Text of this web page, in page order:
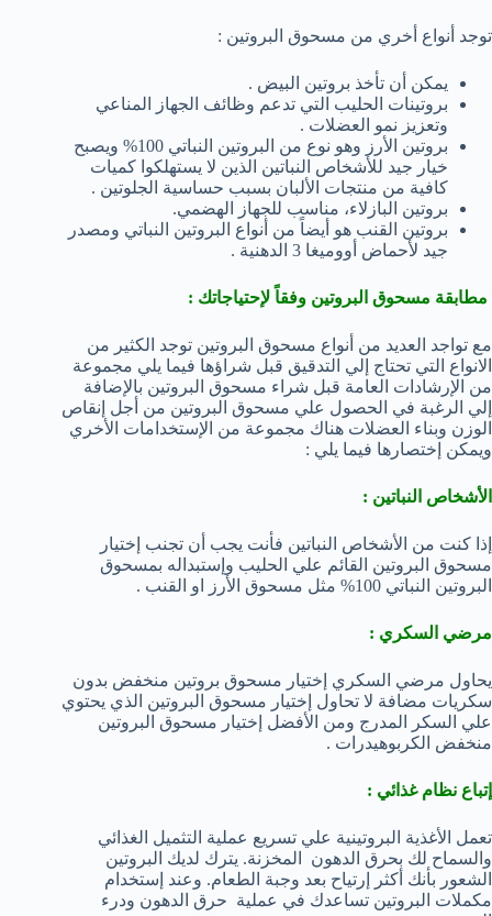
توجد أنواع أخري من مسحوق البروتين :
يمكن أن تأخذ بروتين البيض .
بروتينات الحليب التي تدعم وظائف الجهاز المناعي
وتعزيز نمو العضلات .
بروتين الأرز وهو نوع من البروتين النباتي 100% ويصبح
خيار جيد للأشخاص النباتين الذين لا يستهلكوا كميات
كافية من منتجات الألبان بسبب حساسية الجلوتين .
بروتين البازلاء، مناسب للجهاز الهضمي.
بروتين القنب هو أيضاً من أنواع البروتين النباتي ومصدر
جيد لأحماض أووميغا 3 الدهنية .
مطابقة مسحوق البروتين وفقاً لإحتياجاتك :
مع تواجد العديد من أنواع مسحوق البروتين توجد الكثير من
الانواع التي تحتاج إلي التدقيق قبل شراؤها فيما يلي مجموعة
من الإرشادات العامة قبل شراء مسحوق البروتين بالإضافة
إلي الرغبة في الحصول علي مسحوق البروتين من أجل إنقاص
الوزن وبناء العضلات هناك مجموعة من الإستخدامات الأخري
ويمكن إختصارها فيما يلي :
الأشخاص النباتين :
إذا كنت من الأشخاص النباتين فأنت يجب أن تجنب إختيار
مسحوق البروتين القائم علي الحليب وإستبداله بمسحوق
البروتين النباتي 100% مثل مسحوق الأرز او القنب .
مرضي السكري :
يحاول مرضي السكري إختيار مسحوق بروتين منخفض بدون
سكريات مضافة لا تحاول إختيار مسحوق البروتين الذي يحتوي
علي السكر المدرج ومن الأفضل إختيار مسحوق البروتين
منخفض الكربوهيدرات .
إتباع نظام غذائي :
تعمل الأغذية البروتينية علي تسريع عملية التثميل الغذائي
والسماح لك بحرق الدهون المخزنة. يترك لديك البروتين
الشعور بأنك أكثر إرتياح بعد وجبة الطعام. وعند إستخدام
مكملات البروتين تساعدك في عملية حرق الدهون ودرء